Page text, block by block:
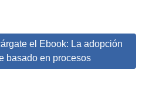
el Ebook: La adopción
basado en procesos